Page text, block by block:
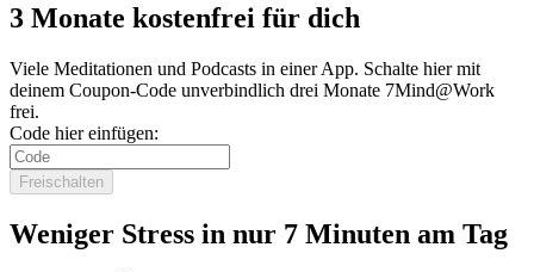
3 Monate kostenfrei für dich
Viele Meditationen und Podcasts in einer App. Schalte hier mit
deinem Coupon-Code unverbindlich drei Monate 7Mind@Work
frei.
Code hier einfügen:
Freischalten
Weniger Stress in nur 7 Minuten am Tag